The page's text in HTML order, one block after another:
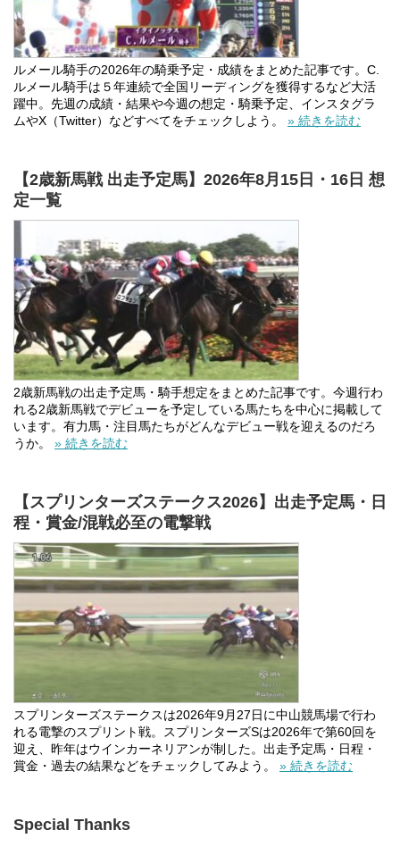
ルメール騎手の2026年の騎乗予定・成績をまとめた記事です。C.
ルメール騎手は５年連続で全国リーディングを獲得するなど大活
躍中。先週の成績・結果や今週の想定・騎乗予定、インスタグラ
ムやX（Twitter）などすべてをチェックしよう。 » 続きを読む
【2歳新馬戦 出走予定馬】2026年8月15日・16日 想
定一覧
2歳新馬戦の出走予定馬・騎手想定をまとめた記事です。今週行わ
れる2歳新馬戦でデビューを予定している馬たちを中心に掲載して
います。有力馬・注目馬たちがどんなデビュー戦を迎えるのだろ
うか。 » 続きを読む
【スプリンターズステークス2026】出走予定馬・日
程・賞金/混戦必至の電撃戦
スプリンターズステークスは2026年9月27日に中山競馬場で行わ
れる電撃のスプリント戦。スプリンターズSは2026年で第60回を
迎え、昨年はウインカーネリアンが制した。出走予定馬・日程・
賞金・過去の結果などをチェックしてみよう。 » 続きを読む
Special Thanks